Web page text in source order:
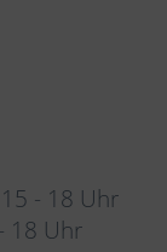
- 18 Uhr
18 Uhr